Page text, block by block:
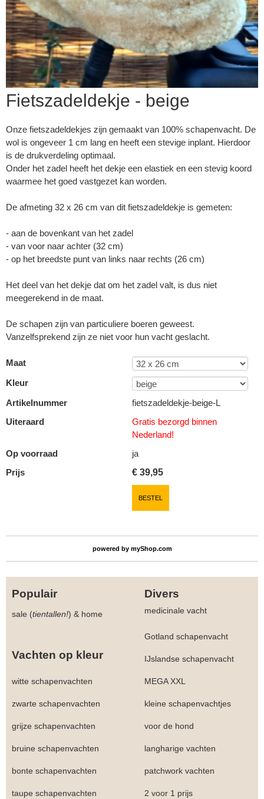
Fietszadeldekje - beige
Onze fietszadeldekjes zijn gemaakt van 100% schapenvacht. De
wol is ongeveer 1 cm lang en heeft een stevige inplant. Hierdoor
is de drukverdeling optimaal.
Onder het zadel heeft het dekje een elastiek en een stevig koord
waarmee het goed vastgezet kan worden.
De afmeting 32 x 26 cm van dit fietszadeldekje is gemeten:
- aan de bovenkant van het zadel
- van voor naar achter (32 cm)
- op het breedste punt van links naar rechts (26 cm)
Het deel van het dekje dat om het zadel valt, is dus niet
meegerekend in de maat.
De schapen zijn van particuliere boeren geweest.
Vanzelfsprekend zijn ze niet voor hun vacht geslacht.
Maat
Kleur
Artikelnummer
fietszadeldekje-beige-L
Uiteraard
Gratis bezorgd binnen
Nederland!
Op voorraad
ja
Prijs
€ 39,95
BESTEL
powered by myShop.com
Populair Divers
sale (tientallen!) & home medicinale vacht
Gotland schapenvacht
Vachten op kleur IJslandse schapenvacht
witte schapenvachten MEGA XXL
zwarte schapenvachten kleine schapenvachtjes
grijze schapenvachten voor de hond
bruine schapenvachten langharige vachten
bonte schapenvachten patchwork vachten
taupe schapenvachten 2 voor 1 prijs